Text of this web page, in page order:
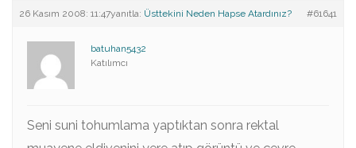
26 Kasım 2008: 11:47yanıtla: Üsttekini Neden Hapse Atardınız? #61641
batuhan5432
Katılımcı
Seni suni tohumlama yaptıktan sonra rektal